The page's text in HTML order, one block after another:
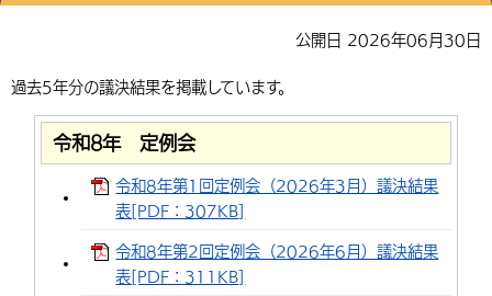
よみあげる
中国語（繁体字）
組織案内
福祉・介護 健康・予防
環境・衛生
外国人の方向け情報
入札・契約 産業・雇用
農林水産業 税金
子育て・教育
施設情報 子どもを預ける
相談・支援・情報 計画・施策
観光・移住
遊ぶ・体験する グルメ・食べる
中津市について 市役所の紹介
公開日 2026年06月30日
過去5年分の議決結果を掲載しています。
令和8年 定例会
令和8年第1回定例会（2026年3月）議決結果
表[PDF：307KB]
令和8年第2回定例会（2026年6月）議決結果
表[PDF：311KB]